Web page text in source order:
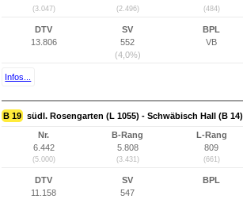
(3.047) (2.496) (484)
DTV
13.806
SV
552
(4,0%)
BPL
VB
Infos...
B 19 südl. Rosengarten (L 1055) - Schwäbisch Hall (B 14)
Nr.
6.442
(5.000)
B-Rang
5.808
(3.431)
L-Rang
809
(661)
DTV
11.158
SV
547
BPL